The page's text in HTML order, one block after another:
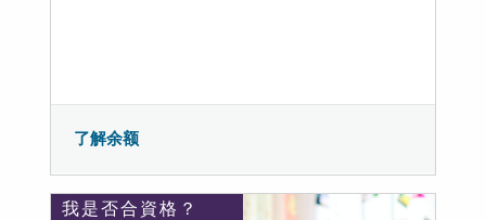
了解余额
我是否合資格？